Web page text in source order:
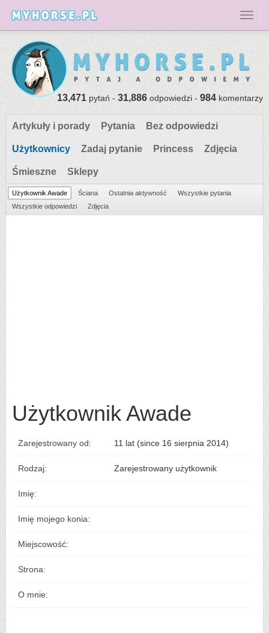
13,471pytań -31,886odpowiedzi -984komentarzy
Artykuły i porady Pytania Bez odpowiedzi
Użytkownicy Zadaj pytanie Princess Zdjęcia
Śmieszne Sklepy
Użytkownik Awade Ściana Ostatnia aktywność
Wszystkie pytania
Wszystkie odpowiedzi
Zdjęcia
Użytkownik Awade
Zarejestrowany od: 11 lat (since 16 sierpnia 2014)
Rodzaj: Zarejestrowany użytkownik
Imię:
Imię mojego konia:
Miejscowość:
Strona:
O mnie: